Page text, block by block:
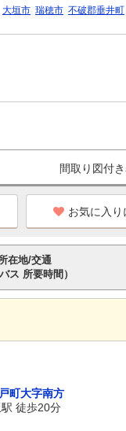
大垣市 瑞穂市 不破郡垂井町
間取り図付
お気に入り
在地/交通
ス 所要時間）
町大字南方
徒歩20分